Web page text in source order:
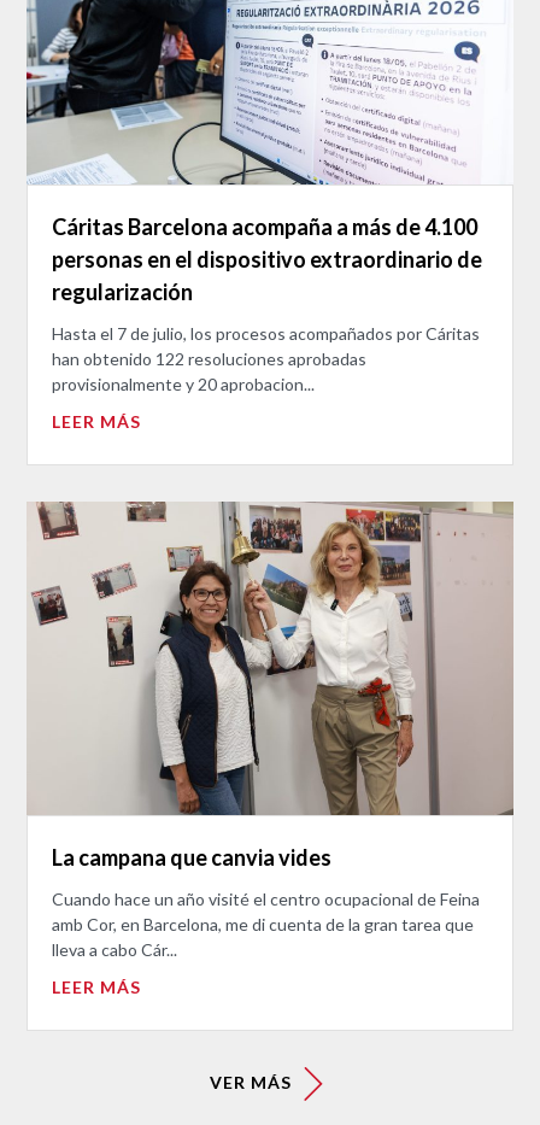
Cáritas Barcelona acompaña a más de 4.100
personas en el dispositivo extraordinario de
regularización
Hasta el 7 de julio, los procesos acompañados por Cáritas
han obtenido 122 resoluciones aprobadas
provisionalmente y 20 aprobacion...
LEER MÁS
La campana que canvia vides
Cuando hace un año visité el centro ocupacional de Feina
amb Cor, en Barcelona, me di cuenta de la gran tarea que
lleva a cabo Cár...
LEER MÁS
VER MÁS